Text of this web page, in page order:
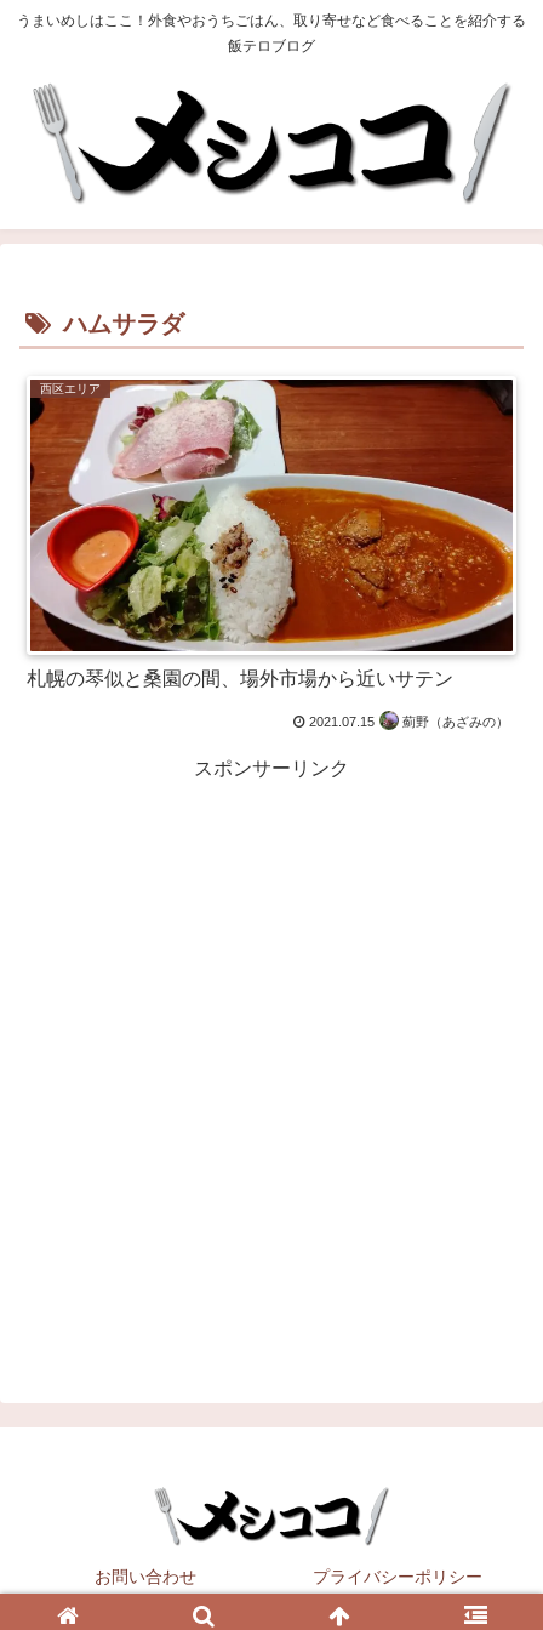
うまいめしはここ！外食やおうちごはん、取り寄せなど食べることを紹介する
飯テロブログ
ハムサラダ
西区エリア
札幌の琴似と桑園の間、場外市場から近いサテン
2021.07.15 薊野（あざみの）
スポンサーリンク
お問い合わせ プライバシーポリシー
Copyright © 2021 All Rights Reserved.